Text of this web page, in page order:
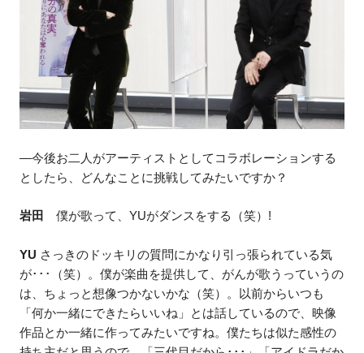
—今後お二人がアーティストとしてコラボレーションする
としたら、どんなことに挑戦してみたいですか？
岩田 僕が歌って、YUがダンスをする（笑）!
YU さっきのドッキリの質問にかなり引っ張られている気
が･･･（笑）。僕が楽曲を提供して、がんが歌うっていうの
は、ちょっと想像つかないかな（笑）。以前からいつも
「何か一緒にできたらいいね」とは話しているので、映像
作品とか一緒に作ってみたいですね。僕たちは似た感性の